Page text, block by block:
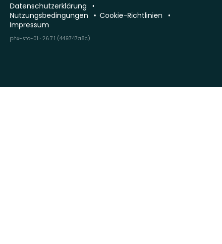
Datenschutzerklärung
Nutzungsbedingungen
Cookie-Richtlinien
Impressum
phx-sto-01 · 26.7.1 (449747a8c)